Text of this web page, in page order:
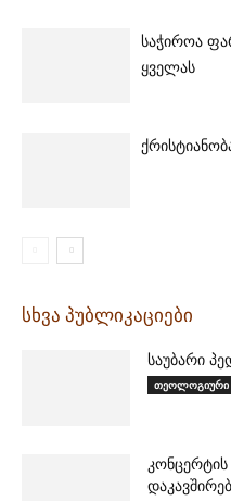
საჭიროა
ყველას
სხვა პუბლიკაციები
საუბარი
თეოლოგიური